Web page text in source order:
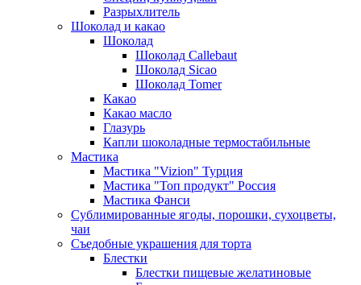
Разрыхлитель
Шоколад и какао
Шоколад
Шоколад Callebaut
Шоколад Sicao
Шоколад Tomer
Какао
Какао масло
Глазурь
Капли шоколадные термостабильные
Мастика
Мастика "Vizion" Турция
Мастика "Топ продукт" Россия
Мастика Фанси
Сублимированные ягоды, порошки, сухоцветы,
чаи
Съедобные украшения для торта
Блестки
Блестки пищевые желатиновые